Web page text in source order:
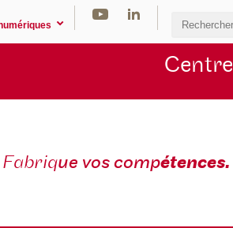
Centre
Fabrique vos compétences.